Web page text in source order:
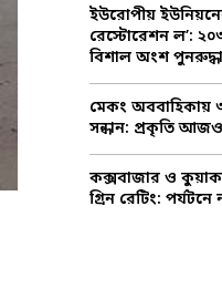
ইউরোপীয়
রেস্টোরেশন ল’:
বিশাল অংশ
মেকং অববাহিকায়
সন্ধান: প্রকৃতি
কক্সবাজার ও
গ্রিন রেটিং: